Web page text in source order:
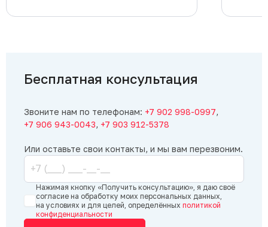
открываются как новые.
Бесплатная консультация
Звоните нам по телефонам: +7 902 998-0997,
+7 906 943-0043, +7 903 912-5378
Или оставьте свои контакты, и мы вам перезвоним.
Нажимая кнопку «Получить консультацию», я даю своё
согласие на обработку моих персональных данных,
на условиях и для целей, определённых политикой
конфиденциальности